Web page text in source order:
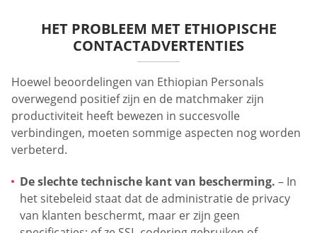
HET PROBLEEM MET ETHIOPISCHE
CONTACTADVERTENTIES
Hoewel beoordelingen van Ethiopian Personals
overwegend positief zijn en de matchmaker zijn
productiviteit heeft bewezen in succesvolle
verbindingen, moeten sommige aspecten nog worden
verbeterd.
De slechte technische kant van bescherming. – In
het sitebeleid staat dat de administratie de privacy
van klanten beschermt, maar er zijn geen